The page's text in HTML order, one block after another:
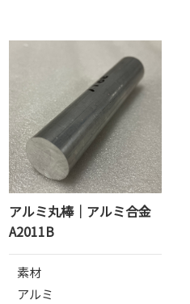
アルミ丸棒｜アルミ合金
A2011B
素材
アルミ